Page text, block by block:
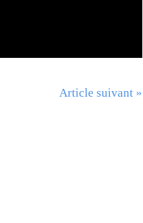
Article suivant »